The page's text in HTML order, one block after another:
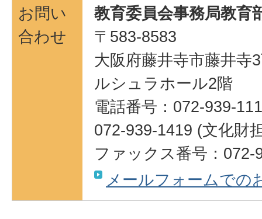
お問い
合わせ
教育委員会事務局教育
〒583-8583
大阪府藤井寺市藤井寺
ルシュラホール2階
電話番号：072-939-
072-939-1419 (文化財
ファックス番号：072-
メールフォームでの